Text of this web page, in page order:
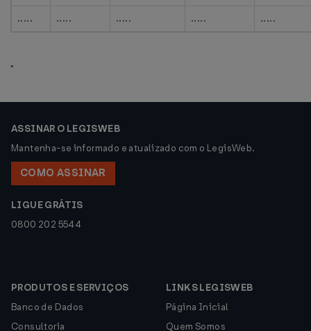
.....
..... ..... ..... .....
"
ASSINAR O LEGISWEB
Mantenha-se informado e atualizado com o LegisWeb.
COMO ASSINAR
LIGUE GRÁTIS
0800 202 5544
PRODUTOS E SERVIÇOS
Banco de Dados
Consultoria
LINKS LEGISWEB
Página Inicial
Quem Somos